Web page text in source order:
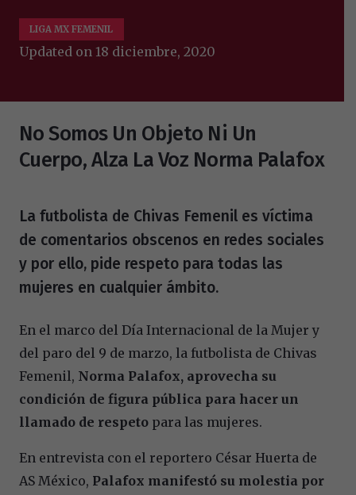
LIGA MX FEMENIL
Updated on 18 diciembre, 2020
No Somos Un Objeto Ni Un
Cuerpo, Alza La Voz Norma Palafox
La futbolista de Chivas Femenil es víctima
de comentarios obscenos en redes sociales
y por ello, pide respeto para todas las
mujeres en cualquier ámbito.
En el marco del Día Internacional de la Mujer y
del paro del 9 de marzo, la futbolista de Chivas
Femenil, Norma Palafox, aprovecha su
condición de figura pública para hacer un
llamado de respeto para las mujeres.
En entrevista con el reportero César Huerta de
AS México, Palafox manifestó su molestia por